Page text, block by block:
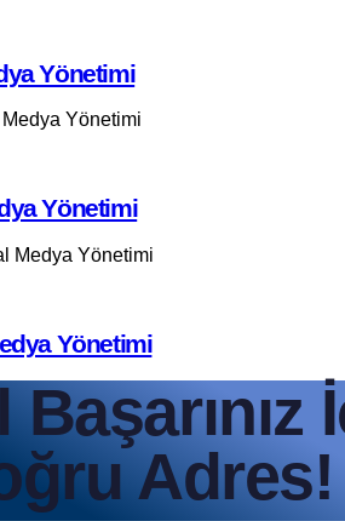
Yönetimi
Yönetimi
Yönetimi
Başarınız
Adres!